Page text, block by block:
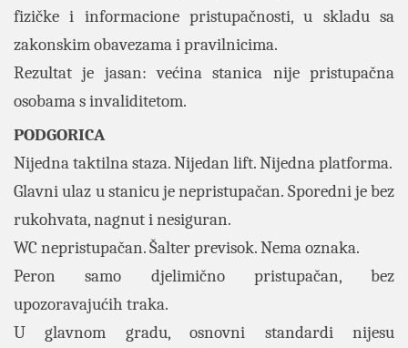
fizičke i informacione pristupačnosti, u skladu sa
zakonskim obavezama i pravilnicima.
Rezultat je jasan: većina stanica nije pristupačna
osobama s invaliditetom.
PODGORICA
Nijedna taktilna staza. Nijedan lift. Nijedna platforma.
Glavni ulaz u stanicu je nepristupačan. Sporedni je bez
rukohvata, nagnut i nesiguran.
WC nepristupačan. Šalter previsok. Nema oznaka.
Peron samo djelimično pristupačan, bez
upozoravajućih traka.
U glavnom gradu, osnovni standardi nijesu